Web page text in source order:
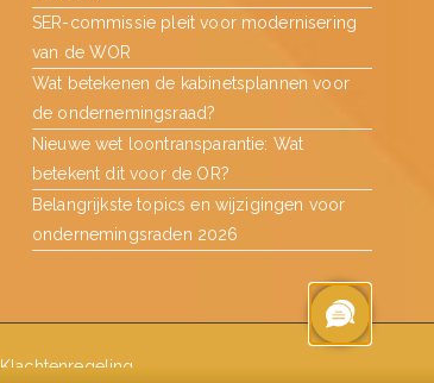
SER-commissie pleit voor modernisering
van de WOR
Wat betekenen de kabinetsplannen voor
de ondernemingsraad?
Nieuwe wet loontransparantie: Wat
betekent dit voor de OR?
Belangrijkste topics en wijzigingen voor
ondernemingsraden 2026
Klachtenregeling